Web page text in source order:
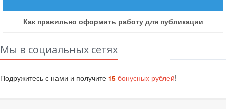
правильно оформить работу для публикации
Мы в социальных сетях
Подружитесь с нами и получите 15 бонусных рублей!